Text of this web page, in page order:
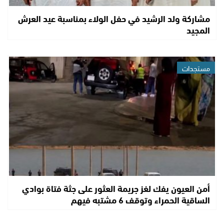
مشاركة ولد الرشيد في حفل الولاء بمناسبة عيد العرش
المجيد
مستجدات
أمن العيون يفك لغز جريمة العثور على جثة فتاة بوادي
الساقية الحمراء وتوقف 6 مشتبه فيهم